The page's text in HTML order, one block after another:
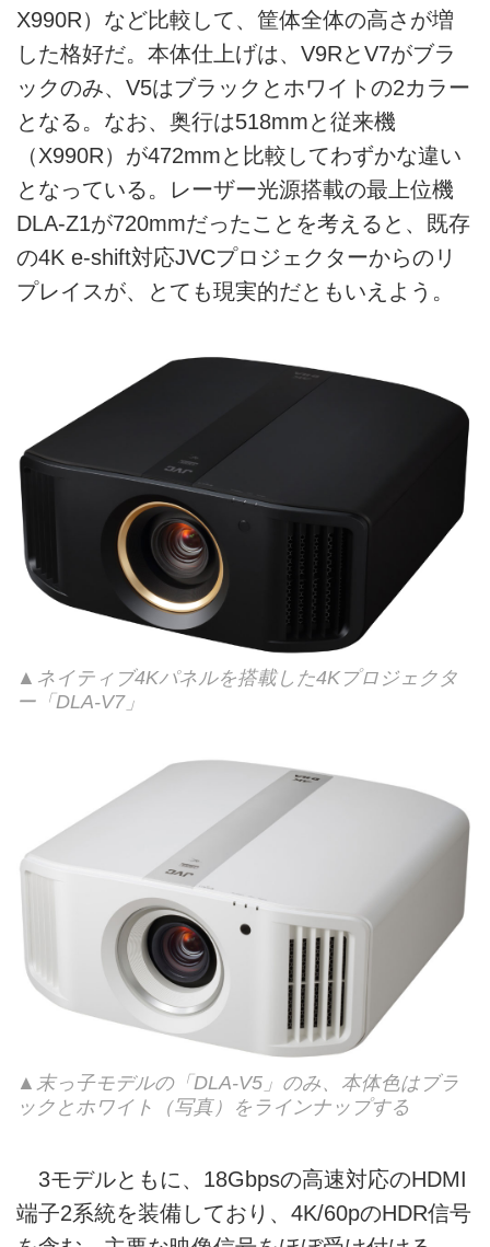
X990R）など比較して、筐体全体の高さが増
した格好だ。本体仕上げは、V9RとV7がブラ
ックのみ、V5はブラックとホワイトの2カラー
となる。なお、奥行は518mmと従来機
（X990R）が472mmと比較してわずかな違い
となっている。レーザー光源搭載の最上位機
DLA-Z1が720mmだったことを考えると、既存
の4K e-shift対応JVCプロジェクターからのリ
プレイスが、とても現実的だともいえよう。
▲ネイティブ4Kパネルを搭載した4Kプロジェクタ
ー「DLA-V7」
▲末っ子モデルの「DLA-V5」のみ、本体色はブラ
ックとホワイト（写真）をラインナップする
3モデルともに、18Gbpsの高速対応のHDMI
端子2系統を装備しており、4K/60pのHDR信号